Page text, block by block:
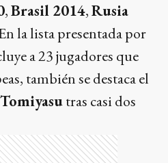
,Brasil 2014,Rusia
la lista presentada por
a 23 jugadores que
también se destaca el
tras casi dos